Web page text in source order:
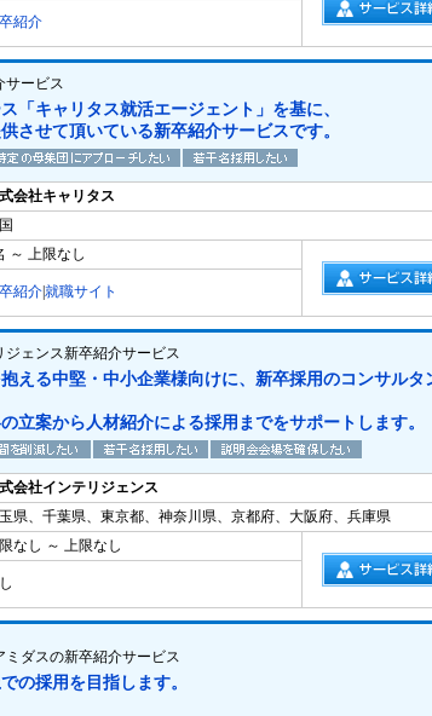
紹介
ービス
「キャリタス就活エージェント」を基に、
させて頂いている新卒紹介サービスです。
会社キャリタス
～ 上限なし
紹介就職サイト
ェンス新卒紹介サービス
える中堅・中小企業様向けに、新卒採用のコンサルタ
立案から人材紹介による採用までをサポートします。
会社インテリジェンス
県、千葉県、東京都、神奈川県、京都府、大阪府、兵庫県
なし ～ 上限なし
ダスの新卒紹介サービス
の採用を目指します。